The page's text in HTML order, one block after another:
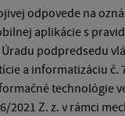
odpovede na
aplikácie s
podpredsedu
a informatizáciu č.
technológie
2021 Z. z. v rámci